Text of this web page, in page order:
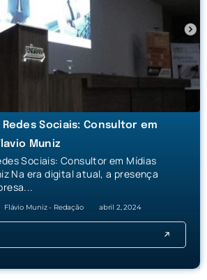
Sociais: Consultor em
Muniz
Sociais: Consultor em Mídias
Na era digital atual, a presença
Flávio Muniz - Redação abril 2, 2024